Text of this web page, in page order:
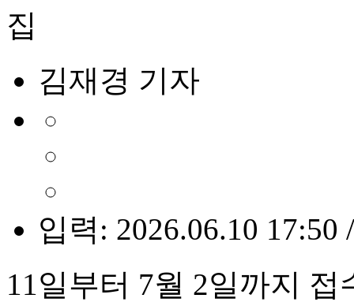
집
김재경 기자
입력: 2026.06.10 17:50
11일부터 7월 2일까지 접